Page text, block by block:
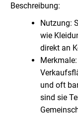
Beschreibung:
Nutzung:
wie
direkt an
und oft
sind sie